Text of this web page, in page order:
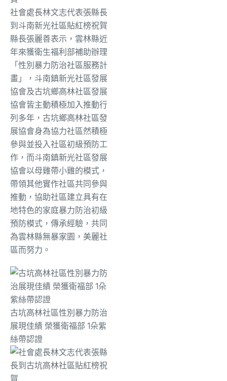
社會處長林文志代表張縣長
到斗南新光社區貼紅榜祝賀
縣長張麗善表示，雲林縣近
年來獲衛生福利部補助辦理
「性別暴力防治社區服務計
畫」，斗南鎮新光社區發展
協會及古坑鄉高林社區發展
協會皆主動積極加入推動行
列多年，古坑鄉高林社區發
展協會身為協力社區然積極
參與並投入社區初級預防工
作，而斗南鎮新光社區發展
協會以母雞帶小雞的模式，
帶領其他實作社區共同參與
推動，協助社區建立具有在
地特色的家庭暴力防治初級
預防模式，傳承經驗，共同
為雲林縣無暴家園，美麗社
區而努力。
古坑高林社區性別暴力防治
展現佳績 榮獲衛福部 1朵紫
絲帶認證